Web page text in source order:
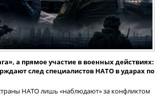
а прямое участие в военных действиях:
след специалистов НАТО в ударах по
НАТО лишь «наблюдают» за конфликтом